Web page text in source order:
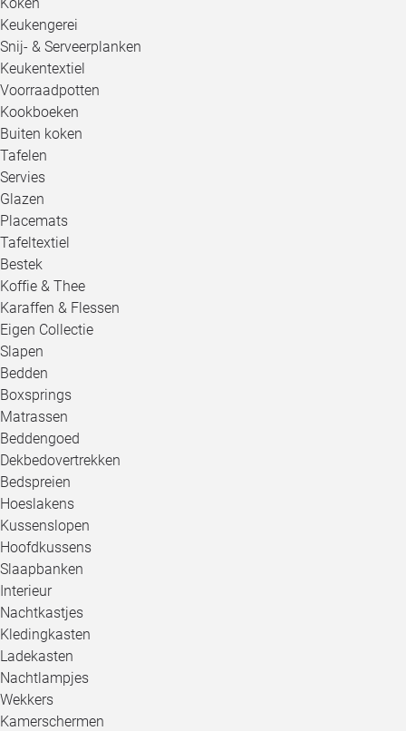
Keukengerei
Snij- & Serveerplanken
Keukentextiel
Voorraadpotten
Kookboeken
Buiten koken
Tafelen
Servies
Glazen
Placemats
Tafeltextiel
Bestek
Koffie & Thee
Karaffen & Flessen
Eigen Collectie
Slapen
Bedden
Boxsprings
Matrassen
Beddengoed
Dekbedovertrekken
Bedspreien
Hoeslakens
Kussenslopen
Hoofdkussens
Slaapbanken
Interieur
Nachtkastjes
Kledingkasten
Ladekasten
Nachtlampjes
Wekkers
Kamerschermen